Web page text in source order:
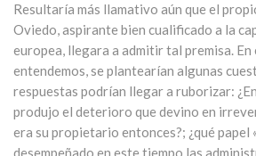
Resultaría más llamativo aún que el
Oviedo, aspirante bien cualificado a la
europea, llegara a admitir tal premisa. En
entendemos, se plantearían algunas
respuestas podrían llegar a ruborizar:
produjo el deterioro que devino en
era su propietario entonces?; ¿qué papel
desempeñado en este tiempo las